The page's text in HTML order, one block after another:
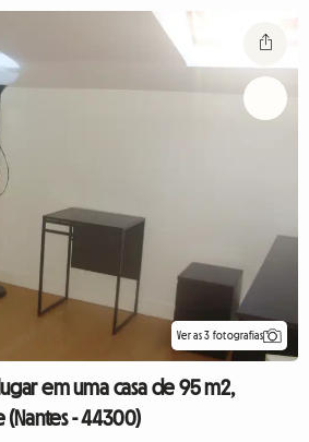
Ver as 3 fotografias
em uma casa de 95 m2,
- 44300)